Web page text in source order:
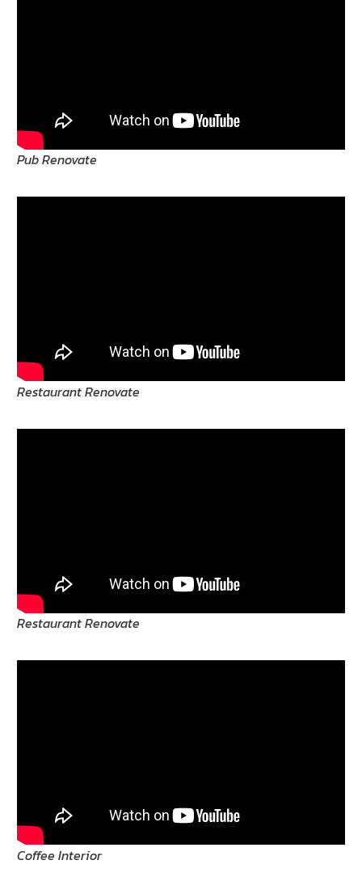
Pub Renovate
Restaurant Renovate
Restaurant Renovate
Coffee Interior